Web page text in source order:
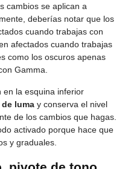
cambios se aplican a
deberías notar que los
cuando trabajas con
afectados cuando trabajas
como los oscuros apenas
Gamma.
en la esquina inferior
luma y conserva el nivel
de los cambios que hagas.
activado porque hace que
y graduales.